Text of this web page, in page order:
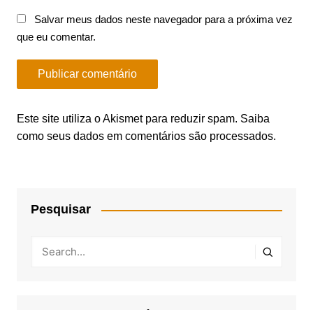
Salvar meus dados neste navegador para a próxima vez
que eu comentar.
Este site utiliza o Akismet para reduzir spam. Saiba
como seus dados em comentários são processados.
Pesquisar